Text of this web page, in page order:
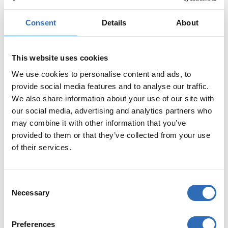
Consent Details About
This website uses cookies
We use cookies to personalise content and ads, to
provide social media features and to analyse our traffic.
We also share information about your use of our site with
our social media, advertising and analytics partners who
may combine it with other information that you’ve
provided to them or that they’ve collected from your use
of their services.
Necessary
Preferences
Tjänster ingår i priset
Bakgavellift vid hämtning och leverans ingår i priset.
Tillägg tillgängliga
försändelsen är på väg, samt leveranstid. Tänk på att
detta kan öka ledtiden med upp till en dag.